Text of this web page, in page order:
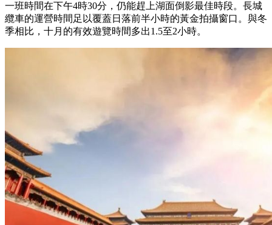
一班時間在下午4時30分，仍能趕上湖面倒影最佳時段。長城
纜車的運營時間足以覆蓋日落前半小時的黃金拍攝窗口。與冬
季相比，十月的有效遊覽時間多出1.5至2小時。